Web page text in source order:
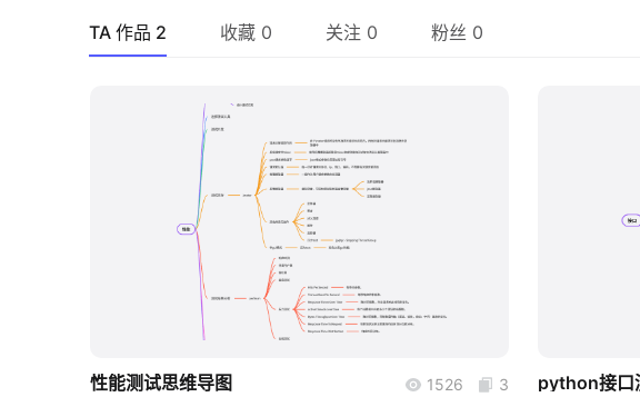
TA 作品 2 收藏 0 关注 0 粉丝 0
boardmix
性能测试思维导图 1526 3 python接口